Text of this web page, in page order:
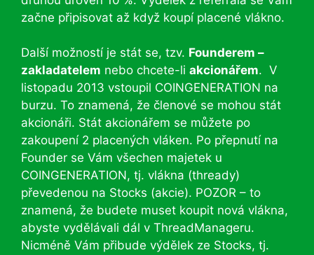
začne připisovat až když koupí placené vlákno.
Další možností je stát se, tzv. Founderem –
zakladatelem nebo chcete-li akcionářem. V
listopadu 2013 vstoupil COINGENERATION na
burzu. To znamená, že členové se mohou stát
akcionáři. Stát akcionářem se můžete po
zakoupení 2 placených vláken. Po přepnutí na
Founder se Vám všechen majetek u
COINGENERATION, tj. vlákna (thready)
převedenou na Stocks (akcie). POZOR – to
znamená, že budete muset koupit nová vlákna,
abyste vydělávali dál v ThreadManageru.
Nicméně Vám přibude výdělek ze Stocks, tj.